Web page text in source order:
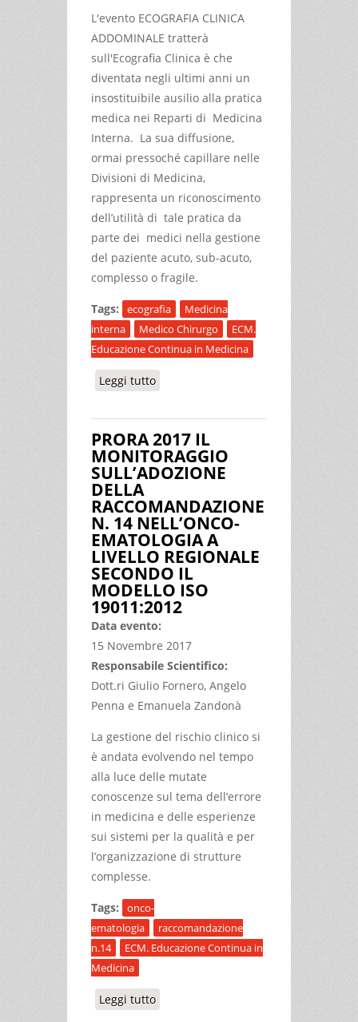
L'evento ECOGRAFIA CLINICA
ADDOMINALE tratterà
sull'Ecografia Clinica è che
diventata negli ultimi anni un
insostituibile ausilio alla pratica
medica nei Reparti di Medicina
Interna. La sua diffusione,
ormai pressoché capillare nelle
Divisioni di Medicina,
rappresenta un riconoscimento
dell’utilità di tale pratica da
parte dei medici nella gestione
del paziente acuto, sub-acuto,
complesso o fragile.
Tags: ecografia
Medicina
interna
Medico Chirurgo
ECM.
Educazione Continua in Medicina
Leggi tutto
PRORA 2017 IL
MONITORAGGIO
SULL’ADOZIONE
DELLA
RACCOMANDAZIONE
N. 14 NELL’ONCO-
EMATOLOGIA A
LIVELLO REGIONALE
SECONDO IL
MODELLO ISO
19011:2012
Data evento:
15 Novembre 2017
Responsabile Scientifico:
Dott.ri Giulio Fornero, Angelo
Penna e Emanuela Zandonà
La gestione del rischio clinico si
è andata evolvendo nel tempo
alla luce delle mutate
conoscenze sul tema dell’errore
in medicina e delle esperienze
sui sistemi per la qualità e per
l’organizzazione di strutture
complesse.
Tags:
onco-
ematologia
raccomandazione
n.14
ECM. Educazione Continua in
Medicina
Leggi tutto